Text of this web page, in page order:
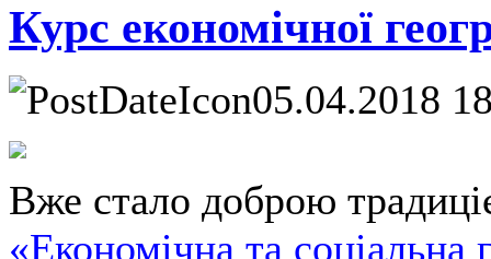
Курс економічної
05.04.2018
Вже стало доброю
«Економічна та соціальна